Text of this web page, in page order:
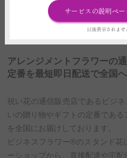
します
アレンジメントフラワーの
定番を最短即日配送で全国
祝い花の通信販売店であるビジ
いの贈り物やギフトの定番であ
を全国にお届けしております。
ビジネスフラワー®のスタンド花
ーショップから、直接配達や宅
サービスの説明ペー
以後表示されませ